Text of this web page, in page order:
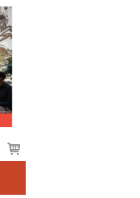
Voir
le